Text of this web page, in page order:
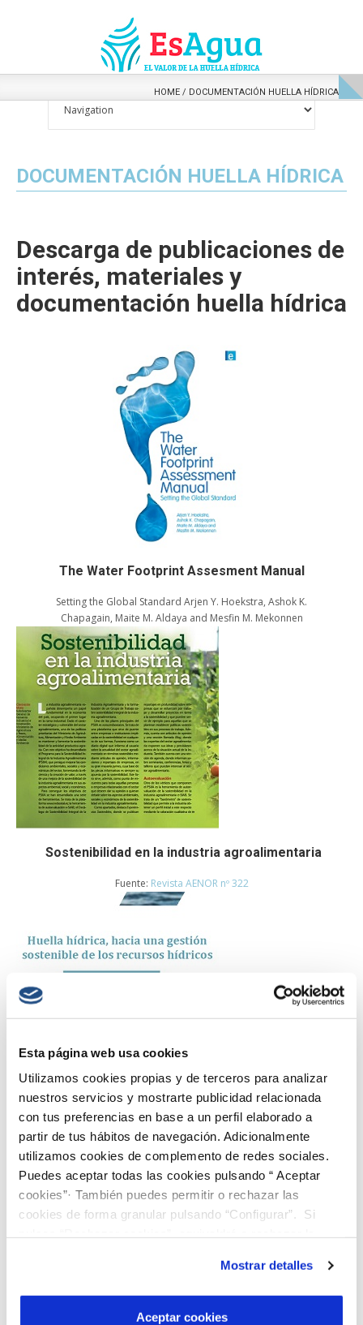
Esta página web usa cookies
Utilizamos cookies propias y de terceros para analizar
nuestros servicios y mostrarte publicidad relacionada
con tus preferencias en base a un perfil elaborado a
partir de tus hábitos de navegación. Adicionalmente
utilizamos cookies de complemento de redes sociales.
Puedes aceptar todas las cookies pulsando “ Aceptar
cookies”· También puedes permitir o rechazar las
cookies de forma granular pulsando “Configurar”. Si
son indispensables para que el sitio web funcione y que
por tanto no se pueden desactivar. Puedes consultar
más información en nuestraPolítica de Cookies
Mostrar detalles
Aceptar cookies
HOME / DOCUMENTACIÓN HUELLA HÍDRICA
DOCUMENTACIÓN HUELLA HÍDRICA
Descarga de publicaciones de
interés, materiales y
documentación huella hídrica
The Water Footprint Assesment Manual
Setting the Global Standard Arjen Y. Hoekstra, Ashok K.
Chapagain, Maite M. Aldaya and Mesfin M. Mekonnen
Sostenibilidad en la industria agroalimentaria
Fuente: Revista AENOR nº 322
Reportaje Cetaqua: Huella hídrica, hacia una gestión
sostenible de los recursos hídricos